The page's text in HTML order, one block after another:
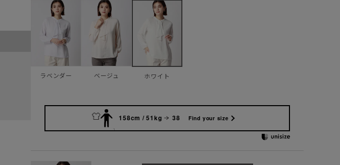
ラベンダー ベージュ ホワイト
158cm / 51kg 38 Find your size